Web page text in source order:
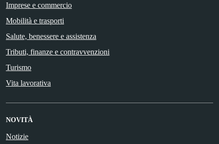
Imprese e commercio
Mobilità e trasporti
Salute, benessere e assistenza
Tributi, finanze e contravvenzioni
Turismo
Vita lavorativa
NOVITÀ
Notizie